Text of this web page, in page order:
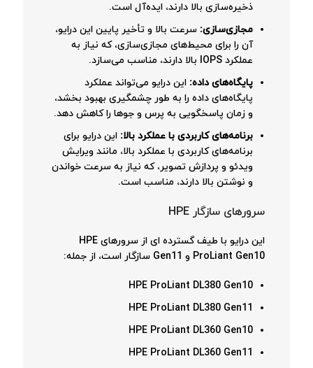
ذخیره‌سازی بالا دارند، ایده‌آل است.
مجازی‌سازی: سرعت بالا و تأخیر پایین این درایو،
آن را برای محیط‌های مجازی‌سازی، که نیاز به
عملکرد IOPS بالا دارند، مناسب می‌سازد.
پایگاه‌های داده: این درایو می‌تواند عملکرد
پایگاه‌های داده را به طور چشمگیری بهبود بخشد،
و زمان پاسخگویی به پرس و جوها را کاهش دهد.
برنامه‌های کاربردی با عملکرد بالا: این درایو برای
برنامه‌های کاربردی با عملکرد بالا، مانند ویرایش
ویدئو و پردازش تصویر، که نیاز به سرعت خواندن
و نوشتن بالا دارند، مناسب است.
سرورهای سازگار HPE
این درایو با طیف گسترده ای از سرورهای HPE
ProLiant Gen10 و Gen11 سازگار است، از جمله:
HPE ProLiant DL380 Gen10
HPE ProLiant DL380 Gen11
HPE ProLiant DL360 Gen10
HPE ProLiant DL360 Gen11